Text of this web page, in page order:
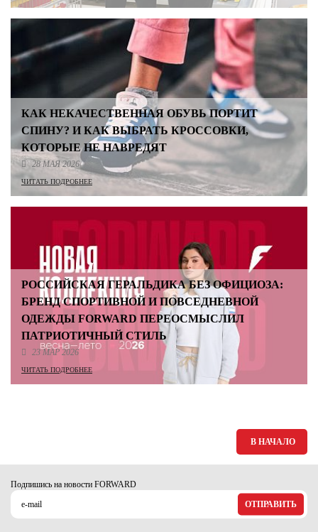
КАК НЕКАЧЕСТВЕННАЯ ОБУВЬ ПОРТИТ
СПИНУ? И КАК ВЫБРАТЬ КРОССОВКИ,
КОТОРЫЕ НЕ НАВРЕДЯТ
28 МАЯ 2026
ЧИТАТЬ ПОДРОБНЕЕ
РОССИЙСКАЯ ГЕРАЛЬДИКА БЕЗ ОФИЦИОЗА:
БРЕНД СПОРТИВНОЙ И ПОВСЕДНЕВНОЙ
ОДЕЖДЫ FORWARD ПЕРЕОСМЫСЛИЛ
ПАТРИОТИЧНЫЙ СТИЛЬ
23 МАР 2026
ЧИТАТЬ ПОДРОБНЕЕ
В НАЧАЛО
Подпишись на новости FORWARD
ОТПРАВИТЬ